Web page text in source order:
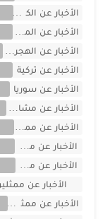
الأخبار عن الكويت
الأخبار عن
الأخبار عن الهجرة
الأخبار عن تركية
الأخبار عن سوريا
الأخبار عن مشاهر
الأخبار عن ممثلين
الأخبار عن ممثلين
الأخبار عن ممثلين
الأخبار عن
الأخبار عن ممثلين